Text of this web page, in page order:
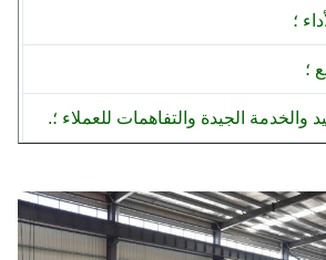
؛
؛
والخدمة الجيدة والتفاهمات للعملاء ؛.